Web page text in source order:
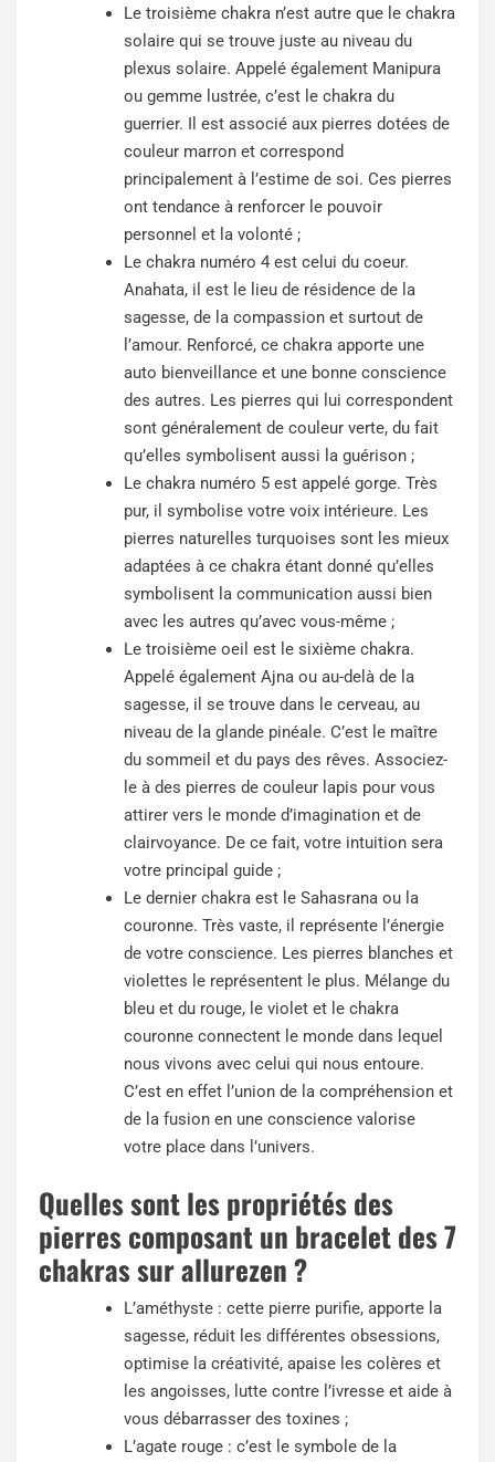
Le troisième chakra n’est autre que le chakra
solaire qui se trouve juste au niveau du
plexus solaire. Appelé également Manipura
ou gemme lustrée, c’est le chakra du
guerrier. Il est associé aux pierres dotées de
couleur marron et correspond
principalement à l’estime de soi. Ces pierres
ont tendance à renforcer le pouvoir
personnel et la volonté ;
Le chakra numéro 4 est celui du coeur.
Anahata, il est le lieu de résidence de la
sagesse, de la compassion et surtout de
l’amour. Renforcé, ce chakra apporte une
auto bienveillance et une bonne conscience
des autres. Les pierres qui lui correspondent
sont généralement de couleur verte, du fait
qu’elles symbolisent aussi la guérison ;
Le chakra numéro 5 est appelé gorge. Très
pur, il symbolise votre voix intérieure. Les
pierres naturelles turquoises sont les mieux
adaptées à ce chakra étant donné qu’elles
symbolisent la communication aussi bien
avec les autres qu’avec vous-même ;
Le troisième oeil est le sixième chakra.
Appelé également Ajna ou au-delà de la
sagesse, il se trouve dans le cerveau, au
niveau de la glande pinéale. C’est le maître
du sommeil et du pays des rêves. Associez-
le à des pierres de couleur lapis pour vous
attirer vers le monde d’imagination et de
clairvoyance. De ce fait, votre intuition sera
votre principal guide ;
Le dernier chakra est le Sahasrana ou la
couronne. Très vaste, il représente l’énergie
de votre conscience. Les pierres blanches et
violettes le représentent le plus. Mélange du
bleu et du rouge, le violet et le chakra
couronne connectent le monde dans lequel
nous vivons avec celui qui nous entoure.
C’est en effet l’union de la compréhension et
de la fusion en une conscience valorise
votre place dans l’univers.
Quelles sont les propriétés des
pierres composant un bracelet des 7
chakras sur allurezen ?
L’améthyste : cette pierre purifie, apporte la
sagesse, réduit les différentes obsessions,
optimise la créativité, apaise les colères et
les angoisses, lutte contre l’ivresse et aide à
vous débarrasser des toxines ;
L’agate rouge : c’est le symbole de la